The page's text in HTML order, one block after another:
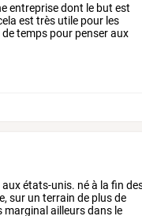
entreprisedont le but est
est très utile pour les
detemps pour penseraux
auxétats-unis. néà la fin
sur un terrain de plusde
marginalailleursdans le